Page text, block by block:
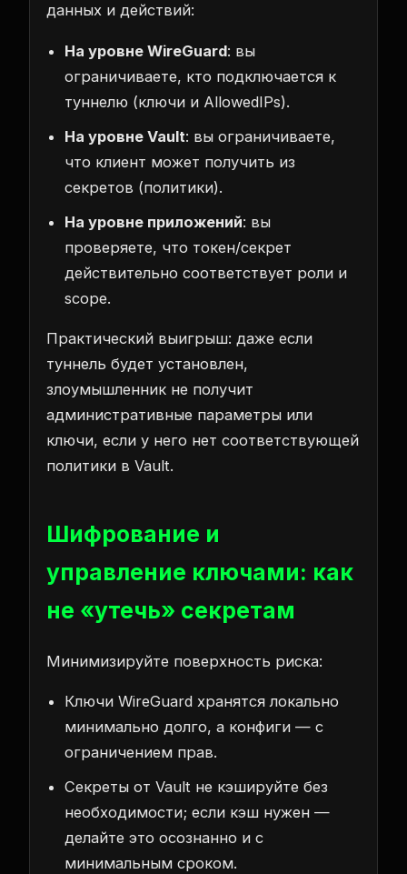
данных и действий:
На уровне WireGuard: вы
ограничиваете, кто подключается к
туннелю (ключи и AllowedIPs).
На уровне Vault: вы ограничиваете,
что клиент может получить из
секретов (политики).
На уровне приложений: вы
проверяете, что токен/секрет
действительно соответствует роли и
scope.
Практический выигрыш: даже если
туннель будет установлен,
злоумышленник не получит
административные параметры или
ключи, если у него нет соответствующей
политики в Vault.
Шифрование и
управление ключами: как
не «утечь» секретам
Минимизируйте поверхность риска:
Ключи WireGuard хранятся локально
минимально долго, а конфиги — с
ограничением прав.
Секреты от Vault не кэшируйте без
необходимости; если кэш нужен —
делайте это осознанно и с
минимальным сроком.